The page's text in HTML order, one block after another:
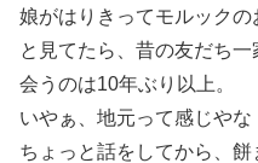
娘がはりきってモルック
と見てたら、昔の友だち一
会うのは10年ぶり以上。
いやぁ、地元って感じやな
ちょっと話をしてから、餅